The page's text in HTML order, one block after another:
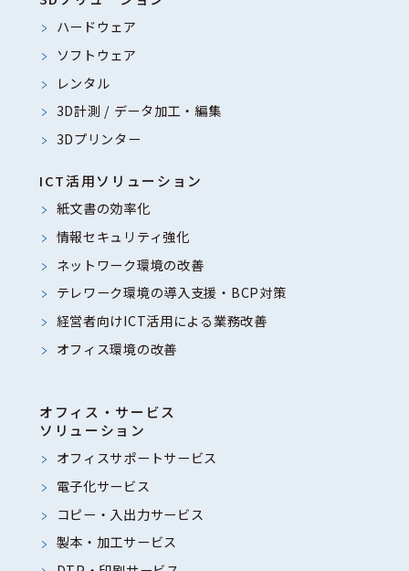
ハードウェア
ソフトウェア
レンタル
3D計測 / データ加工・編集
3Dプリンター
ICT活用ソリューション
紙文書の効率化
情報セキュリティ強化
ネットワーク環境の改善
テレワーク環境の導入支援・BCP対策
経営者向けICT活用による業務改善
オフィス環境の改善
オフィス・サービス
ソリューション
オフィスサポートサービス
電子化サービス
コピー・入出力サービス
製本・加工サービス